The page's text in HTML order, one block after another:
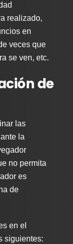
realizado,
en
veces que
se ven, etc.
de
las
la
no permita
es
de
en el
siguientes: